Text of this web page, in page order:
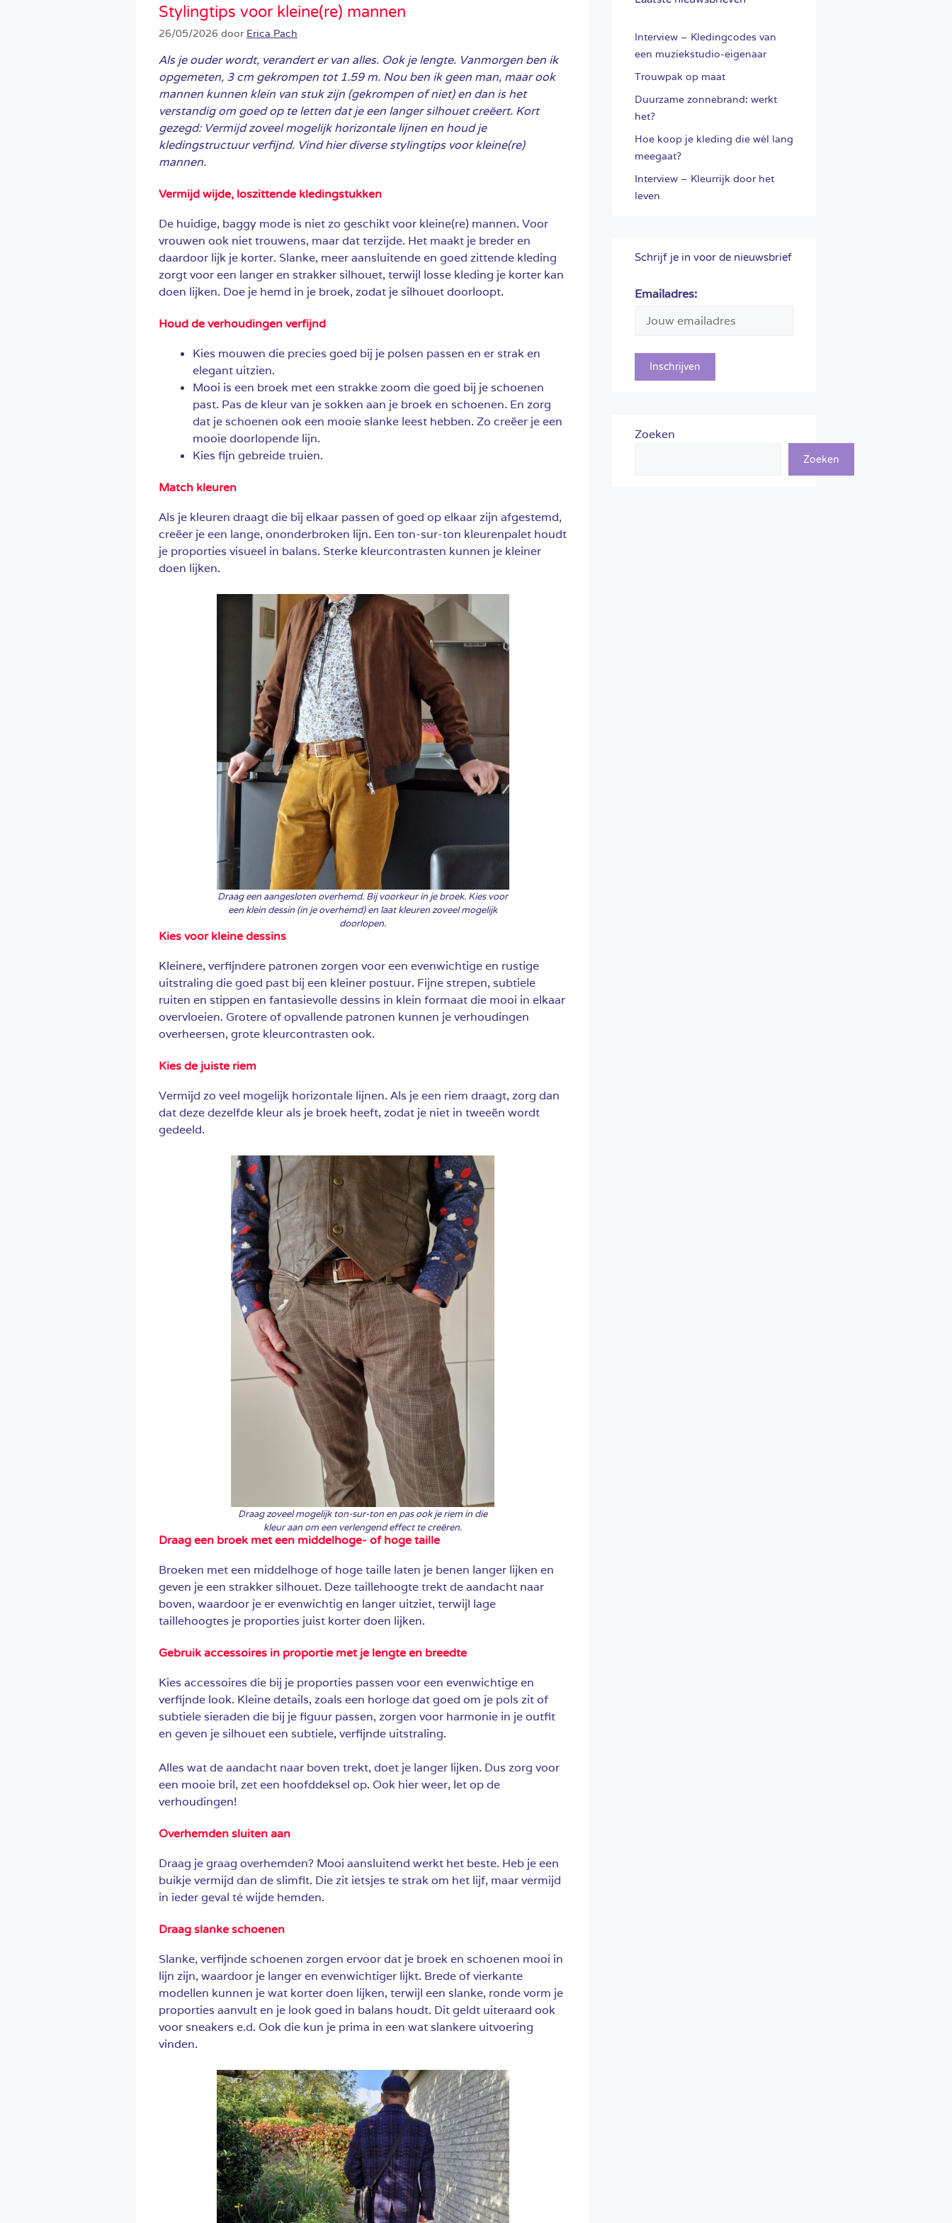
Stylingtips voor kleine(re) mannen
26/05/2026 door Erica Pach
Als je ouder wordt, verandert er van alles. Ook je lengte. Vanmorgen ben ik
opgemeten, 3 cm gekrompen tot 1.59 m. Nou ben ik geen man, maar ook
mannen kunnen klein van stuk zijn (gekrompen of niet) en dan is het
verstandig om goed op te letten dat je een langer silhouet creëert. Kort
gezegd: Vermijd zoveel mogelijk horizontale lijnen en houd je
kledingstructuur verfijnd. Vind hier diverse stylingtips voor kleine(re)
mannen.
Vermijd wijde, loszittende kledingstukken
De huidige, baggy mode is niet zo geschikt voor kleine(re) mannen. Voor
vrouwen ook niet trouwens, maar dat terzijde. Het maakt je breder en
daardoor lijk je korter. Slanke, meer aansluitende en goed zittende kleding
zorgt voor een langer en strakker silhouet, terwijl losse kleding je korter kan
doen lijken. Doe je hemd in je broek, zodat je silhouet doorloopt.
Houd de verhoudingen verfijnd
Kies mouwen die precies goed bij je polsen passen en er strak en
elegant uitzien.
Mooi is een broek met een strakke zoom die goed bij je schoenen
past. Pas de kleur van je sokken aan je broek en schoenen. En zorg
dat je schoenen ook een mooie slanke leest hebben. Zo creëer je een
mooie doorlopende lijn.
Kies fijn gebreide truien.
Match kleuren
Als je kleuren draagt die bij elkaar passen of goed op elkaar zijn afgestemd,
creëer je een lange, ononderbroken lijn. Een ton-sur-ton kleurenpalet houdt
je proporties visueel in balans. Sterke kleurcontrasten kunnen je kleiner
doen lijken.
Draag een aangesloten overhemd. Bij voorkeur in je broek. Kies voor
een klein dessin (in je overhemd) en laat kleuren zoveel mogelijk
doorlopen.
Kies voor kleine dessins
Kleinere, verfijndere patronen zorgen voor een evenwichtige en rustige
uitstraling die goed past bij een kleiner postuur. Fijne strepen, subtiele
ruiten en stippen en fantasievolle dessins in klein formaat die mooi in elkaar
overvloeien. Grotere of opvallende patronen kunnen je verhoudingen
overheersen, grote kleurcontrasten ook.
Kies de juiste riem
Vermijd zo veel mogelijk horizontale lijnen. Als je een riem draagt, zorg dan
dat deze dezelfde kleur als je broek heeft, zodat je niet in tweeën wordt
gedeeld.
Draag zoveel mogelijk ton-sur-ton en pas ook je riem in die
kleur aan om een verlengend effect te creëren.
Draag een broek met een middelhoge- of hoge taille
Broeken met een middelhoge of hoge taille laten je benen langer lijken en
geven je een strakker silhouet. Deze taillehoogte trekt de aandacht naar
boven, waardoor je er evenwichtig en langer uitziet, terwijl lage
taillehoogtes je proporties juist korter doen lijken.
Gebruik accessoires in proportie met je lengte en breedte
Kies accessoires die bij je proporties passen voor een evenwichtige en
verfijnde look. Kleine details, zoals een horloge dat goed om je pols zit of
subtiele sieraden die bij je figuur passen, zorgen voor harmonie in je outfit
en geven je silhouet een subtiele, verfijnde uitstraling.
Alles wat de aandacht naar boven trekt, doet je langer lijken. Dus zorg voor
een mooie bril, zet een hoofddeksel op. Ook hier weer, let op de
verhoudingen!
Overhemden sluiten aan
Draag je graag overhemden? Mooi aansluitend werkt het beste. Heb je een
buikje vermijd dan de slimfit. Die zit ietsjes te strak om het lijf, maar vermijd
in ieder geval té wijde hemden.
Draag slanke schoenen
Slanke, verfijnde schoenen zorgen ervoor dat je broek en schoenen mooi in
lijn zijn, waardoor je langer en evenwichtiger lijkt. Brede of vierkante
modellen kunnen je wat korter doen lijken, terwijl een slanke, ronde vorm je
proporties aanvult en je look goed in balans houdt. Dit geldt uiteraard ook
voor sneakers e.d. Ook die kun je prima in een wat slankere uitvoering
vinden.
Interview – Kledingcodes van
een muziekstudio-eigenaar
Trouwpak op maat
Duurzame zonnebrand: werkt
het?
Hoe koop je kleding die wél lang
meegaat?
Interview – Kleurrijk door het
leven
Schrijf je in voor de nieuwsbrief
Emailadres:
Zoeken
Zoeken